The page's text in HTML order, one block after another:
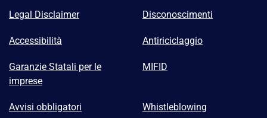
Legal Disclaimer Disconoscimenti
Accessibilità Antiriciclaggio
Garanzie Statali per le
imprese
MIFID
Avvisi obbligatori Whistleblowing